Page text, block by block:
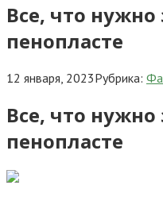
Все, что
пенопласте
12 января, 2023Рубрика:
Все, что
пенопласте